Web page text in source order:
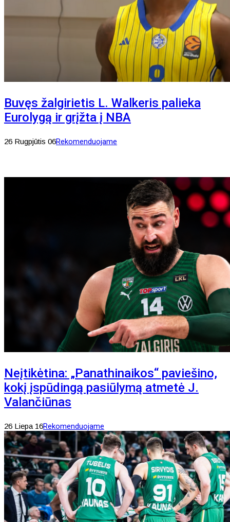
Buvęs žalgirietis L. Walkeris palieka
Eurolygą ir grįžta į NBA
26 Rugpjūtis 06Rekomenduojame
Neįtikėtina: „Panathinaikos“ paviešino,
kokį įspūdingą pasiūlymą atmetė J.
Valančiūnas
26 Liepa 16Rekomenduojame